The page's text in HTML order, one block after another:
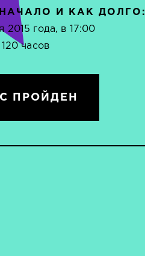
И КАК ДОЛГО:
2015 года, в 17:00
часов
ПРОЙДЕН